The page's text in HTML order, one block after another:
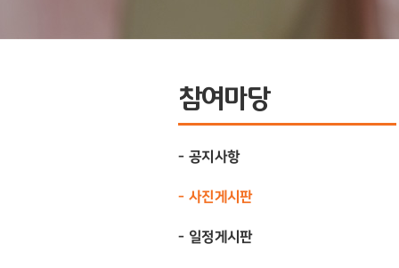
참여마당
공지사항
사진게시판
일정게시판